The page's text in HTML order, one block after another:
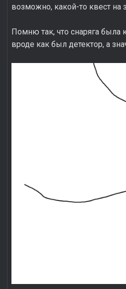
возможно, какой-то квест на
Помню так, что снаряга была
вроде как был детектор, а